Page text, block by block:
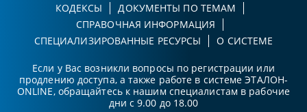
КОДЕКСЫ
ДОКУМЕНТЫ ПО ТЕМАМ
СПРАВОЧНАЯ ИНФОРМАЦИЯ
СПЕЦИАЛИЗИРОВАННЫЕ РЕСУРСЫ
О СИСТЕМЕ
Если у Вас возникли вопросы по регистрации или
продлению доступа, а также работе в системе ЭТАЛОН-
ONLINE, обращайтесь к нашим специалистам в рабочие
дни с 9.00 до 18.00